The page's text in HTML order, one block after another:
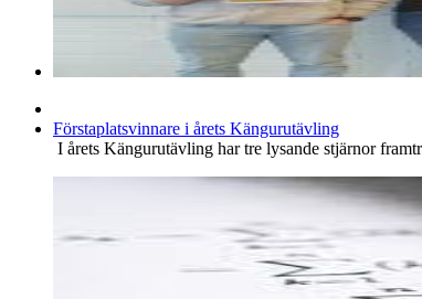
Förstaplatsvinnare i årets Kängurutävling
I årets Kängurutävling har tre lysande stjärnor